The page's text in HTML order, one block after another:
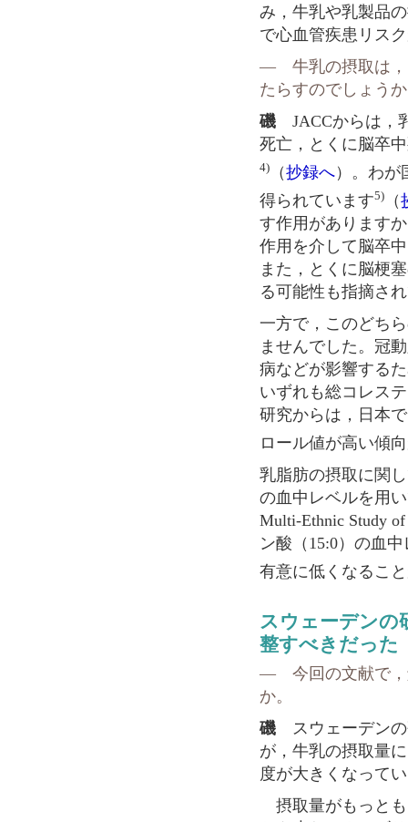
み，牛乳や乳製品
で心血管疾患リス
― 牛乳の摂取は，
たらすのでしょう
磯 JACCからは，
死亡，とくに脳卒
4) （抄録へ）。わが
得られています5) （
す作用があります
作用を介して脳卒
また，とくに脳梗
る可能性も指摘さ
一方で，このどち
ませんでした。冠
病などが影響する
いずれも総コレス
研究からは，日本
ロール値が高い傾
乳脂肪の摂取に関
の血中レベルを用
Multi-Ethnic Study
ン酸（15:0）の血
有意に低くなるこ
スウェーデンの
整すべきだった
― 今回の文献で，
か。
磯
スウェーデン
が，牛乳の摂取量
度が大きくなって
摂取量がもっとも